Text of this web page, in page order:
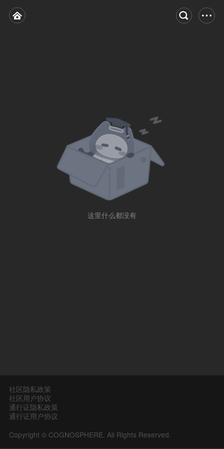
这里什么都没有
社区隐私政策
社区用户协议
通行证隐私政策
通行证用户协议
Copyright © COGNOSPHERE. All Rights Reserved.